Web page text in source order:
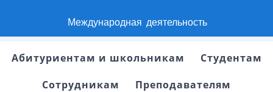
Международная деятельность
Абитуриентам и школьникам
Студентам
Сотрудникам
Преподавателям